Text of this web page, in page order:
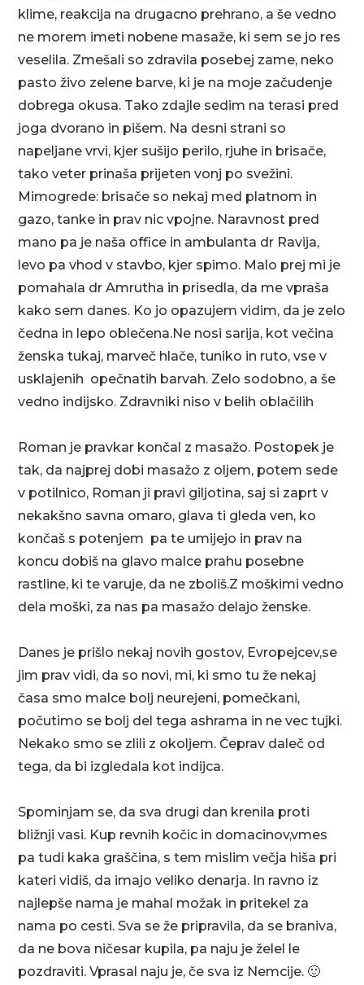
klime, reakcija na drugacno prehrano, a še vedno
ne morem imeti nobene masaže, ki sem se jo res
veselila. Zmešali so zdravila posebej zame, neko
pasto živo zelene barve, ki je na moje začudenje
dobrega okusa. Tako zdajle sedim na terasi pred
joga dvorano in pišem. Na desni strani so
napeljane vrvi, kjer sušijo perilo, rjuhe in brisače,
tako veter prinaša prijeten vonj po svežini.
Mimogrede: brisače so nekaj med platnom in
gazo, tanke in prav nic vpojne. Naravnost pred
mano pa je naša office in ambulanta dr Ravija,
levo pa vhod v stavbo, kjer spimo. Malo prej mi je
pomahala dr Amrutha in prisedla, da me vpraša
kako sem danes. Ko jo opazujem vidim, da je zelo
čedna in lepo oblečena.Ne nosi sarija, kot večina
ženska tukaj, marveč hlače, tuniko in ruto, vse v
usklajenih opečnatih barvah. Zelo sodobno, a še
vedno indijsko. Zdravniki niso v belih oblačilih
Roman je pravkar končal z masažo. Postopek je
tak, da najprej dobi masažo z oljem, potem sede
v potilnico, Roman ji pravi giljotina, saj si zaprt v
nekakšno savna omaro, glava ti gleda ven, ko
končaš s potenjem pa te umijejo in prav na
koncu dobiš na glavo malce prahu posebne
rastline, ki te varuje, da ne zboliš.Z moškimi vedno
dela moški, za nas pa masažo delajo ženske.
Danes je prišlo nekaj novih gostov, Evropejcev,se
jim prav vidi, da so novi, mi, ki smo tu že nekaj
časa smo malce bolj neurejeni, pomečkani,
počutimo se bolj del tega ashrama in ne vec tujki.
Nekako smo se zlili z okoljem. Čeprav daleč od
tega, da bi izgledala kot indijca.
Spominjam se, da sva drugi dan krenila proti
bližnji vasi. Kup revnih kočic in domacinov,vmes
pa tudi kaka graščina, s tem mislim večja hiša pri
kateri vidiš, da imajo veliko denarja. In ravno iz
najlepše nama je mahal možak in pritekel za
nama po cesti. Sva se že pripravila, da se braniva,
da ne bova ničesar kupila, pa naju je želel le
pozdraviti. Vprasal naju je, če sva iz Nemcije. 🙂